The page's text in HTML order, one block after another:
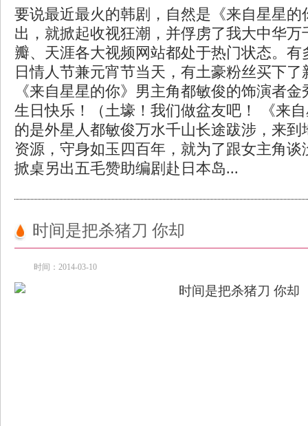
要说最近最火的韩剧，自然是《来自星星
出，就掀起收视狂潮，并俘虏了我大中华
瓣、天涯各大视频网站都处于热门状态。有
日情人节兼元宵节当天，有土豪粉丝买下
《来自星星的你》男主角都敏俊的饰演者
生日快乐！（土壕！我们做盆友吧！ 《来
的是外星人都敏俊万水千山长途跋涉，来
资源，守身如玉四百年，就为了跟女主角
掀桌另出五毛赞助编剧赴日本岛...
时间是把杀猪刀 你却
时间：2014-03-10